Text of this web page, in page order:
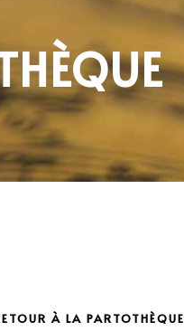
À LA PARTOTHÈQUE